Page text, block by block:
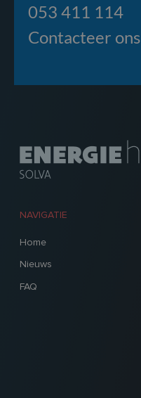
053 411 114
Contacteer ons
NAVIGATIE
Home
Nieuws
FAQ